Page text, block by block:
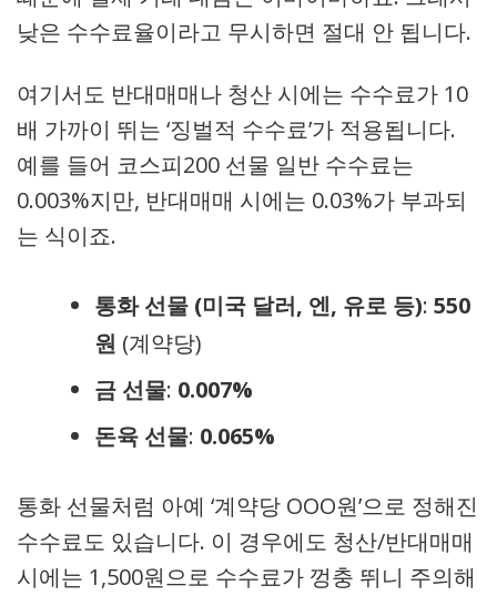
낮은 수수료율이라고 무시하면 절대 안 됩니다.
여기서도 반대매매나 청산 시에는 수수료가 10
배 가까이 뛰는 ‘징벌적 수수료’가 적용됩니다.
예를 들어 코스피200 선물 일반 수수료는
0.003%지만, 반대매매 시에는 0.03%가 부과되
는 식이죠.
통화 선물 (미국 달러, 엔, 유로 등): 550
원 (계약당)
금 선물: 0.007%
돈육 선물: 0.065%
통화 선물처럼 아예 ‘계약당 OOO원’으로 정해진
수수료도 있습니다. 이 경우에도 청산/반대매매
시에는 1,500원으로 수수료가 껑충 뛰니 주의해